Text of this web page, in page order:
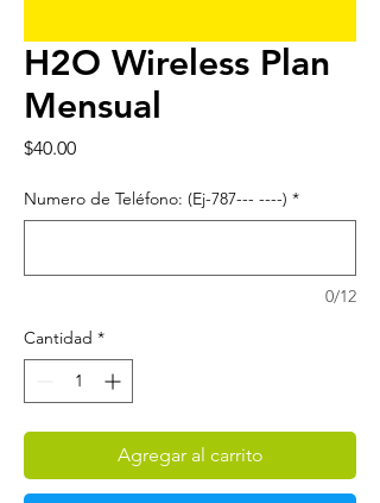
H2O Wireless Plan
Mensual
$40.00Precio
Numero de Teléfono: (Ej-787--- ----) *
0/12
Cantidad *
Agregar al carrito